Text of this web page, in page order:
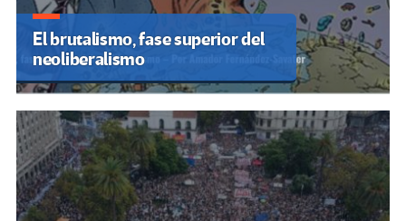
El brutalismo, fase superior del
neoliberalismo